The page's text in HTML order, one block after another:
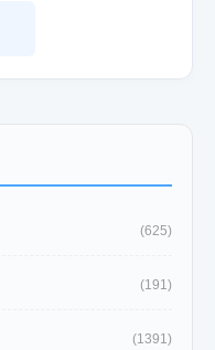
(625)
(191)
(1391)